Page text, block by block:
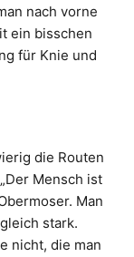
nach vorne
ein bisschen
für Knie und
die Routen
Mensch ist
Man
stark.
nicht, die man